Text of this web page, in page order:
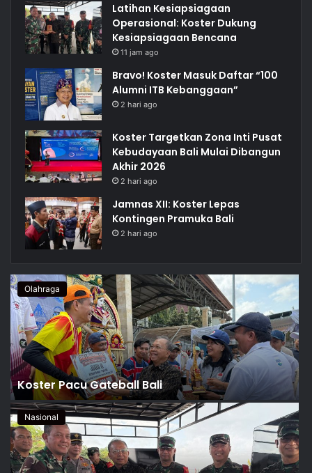
Latihan Kesiapsiagaan
Operasional: Koster Dukung
Kesiapsiagaan Bencana
11 jam ago
Bravo! Koster Masuk Daftar “100
Alumni ITB Kebanggaan”
2 hari ago
Koster Targetkan Zona Inti Pusat
Kebudayaan Bali Mulai Dibangun
Akhir 2026
2 hari ago
Jamnas XII: Koster Lepas
Kontingen Pramuka Bali
2 hari ago
Olahraga
Koster Pacu Gateball Bali
Nasional